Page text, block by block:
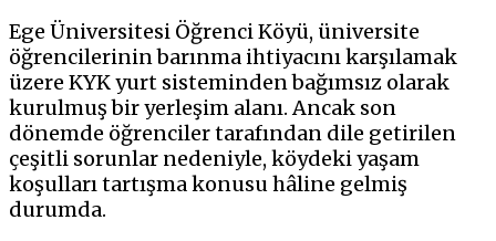
Ege Üniversitesi Öğrenci Köyü, üniversite
öğrencilerinin barınma ihtiyacını karşılamak
üzere KYK yurt sisteminden bağımsız olarak
kurulmuş bir yerleşim alanı. Ancak son
dönemde öğrenciler tarafından dile getirilen
çeşitli sorunlar nedeniyle, köydeki yaşam
koşulları tartışma konusu hâline gelmiş
durumda.